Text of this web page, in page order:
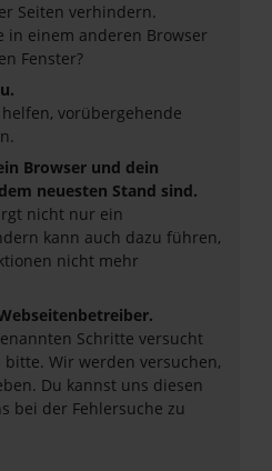
Seiten verhindern.
in einem anderen Browser
Fenster?
vorübergehende
Browser und dein
neuesten Stand sind.
nicht nur ein
kann auch dazu führen,
nicht mehr
Schritte versucht
Wir werden versuchen,
Du kannst uns diesen
bei der Fehlersuche zu